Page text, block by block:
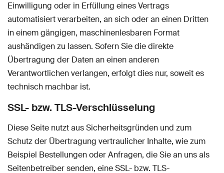
Einwilligung oder in Erfüllung eines Vertrags
automatisiert verarbeiten, an sich oder an einen Dritten
in einem gängigen, maschinenlesbaren Format
aushändigen zu lassen. Sofern Sie die direkte
Übertragung der Daten an einen anderen
Verantwortlichen verlangen, erfolgt dies nur, soweit es
technisch machbar ist.
SSL- bzw. TLS-Verschlüsselung
Diese Seite nutzt aus Sicherheitsgründen und zum
Schutz der Übertragung vertraulicher Inhalte, wie zum
Beispiel Bestellungen oder Anfragen, die Sie an uns als
Seitenbetreiber senden, eine SSL- bzw. TLS-